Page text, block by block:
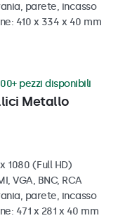
parete, incasso
410 x 334 x 40 mm
Metallo
pezzi disponibili
1080 (Full HD)
VGA, BNC, RCA
parete, incasso
471 x 281 x 40 mm